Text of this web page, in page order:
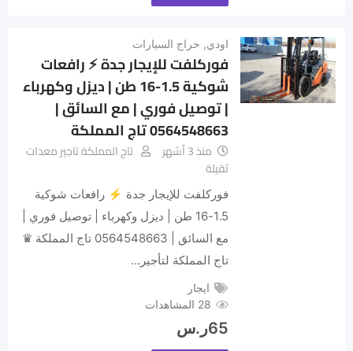
اودي, حراج السيارات
فوركلفت للإيجار جدة ⚡ رافعات
شوكية 1.5-16 طن | ديزل وكهرباء
| توصيل فوري | مع السائق |
0564548663 تاج المملكة
منذ 3 أشهر
تاج المملكة تاجير معدات
ثقيلة
فوركلفت للإيجار جدة ⚡ رافعات شوكية
1.5-16 طن | ديزل وكهرباء | توصيل فوري |
مع السائق | 0564548663 تاج المملكة ♛
تاج المملكة لتأجير…
ايجار
28 المشاهدات
65ر.س